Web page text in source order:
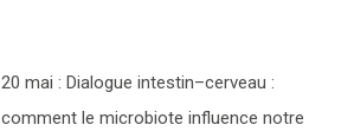
20 mai : Dialogue intestin–cerveau :
comment le microbiote influence notre